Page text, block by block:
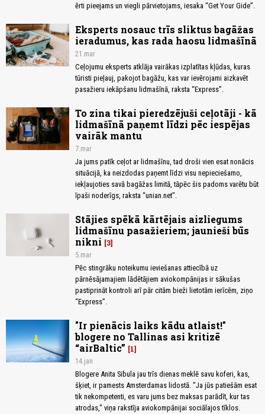
ērti pieejams un viegli pārvietojams, iesaka “Get Your Gide”.
Eksperts nosauc trīs sliktus bagāžas
ieradumus, kas rada haosu lidmašīnā
21.mar
Ceļojumu eksperts atklāja vairākas izplatītas kļūdas, kuras
tūristi pieļauj, pakojot bagāžu, kas var ievērojami aizkavēt
pasažieru iekāpšanu lidmašīnā, raksta “Express”.
To zina tikai pieredzējuši ceļotāji - kā
lidmašīnā paņemt līdzi pēc iespējas
vairāk mantu
7.mar
Ja jums patīk ceļot ar lidmašīnu, tad droši vien esat nonācis
situācijā, ka neizdodas paņemt līdzi visu nepieciešamo,
iekļaujoties savā bagāžas limitā, tāpēc šis padoms varētu būt
īpaši noderīgs, raksta “unian.net”.
Stājies spēkā kārtējais aizliegums
lidmašīnu pasažieriem; jaunieši būs
nikni 3
5.mar
Pēc stingrāku noteikumu ieviešanas attiecībā uz
pārnēsājamajiem lādētājiem aviokompānijas ir sākušas
pastiprināt kontroli arī pār citām bieži lietotām ierīcēm, ziņo
“Express”.
"Ir pienācis laiks kādu atlaist!"
blogere no Tallinas asi kritizē
“airBaltic”
1
14.jan
Blogere Anita Sibula jau trīs dienas meklē savu koferi, kas,
šķiet, ir pamests Amsterdamas lidostā. "Ja jūs patiešām esat
tik nekompetenti, es varu jums bez maksas parādīt, kur tas
atrodas," viņa rakstīja aviokompānijai sociālajos tīklos.